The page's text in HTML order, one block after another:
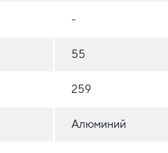
-
55
259
Алюминий